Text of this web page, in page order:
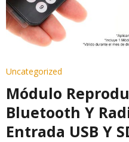
Uncategorized
Módulo
Bluetooth Y
Entrada USB Y